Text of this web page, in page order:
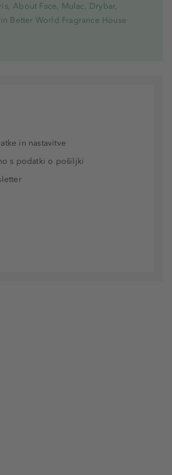
About Face, Mulac, Drybar,
Better World Fragrance House
in nastavitve
s podatki o pošiljki